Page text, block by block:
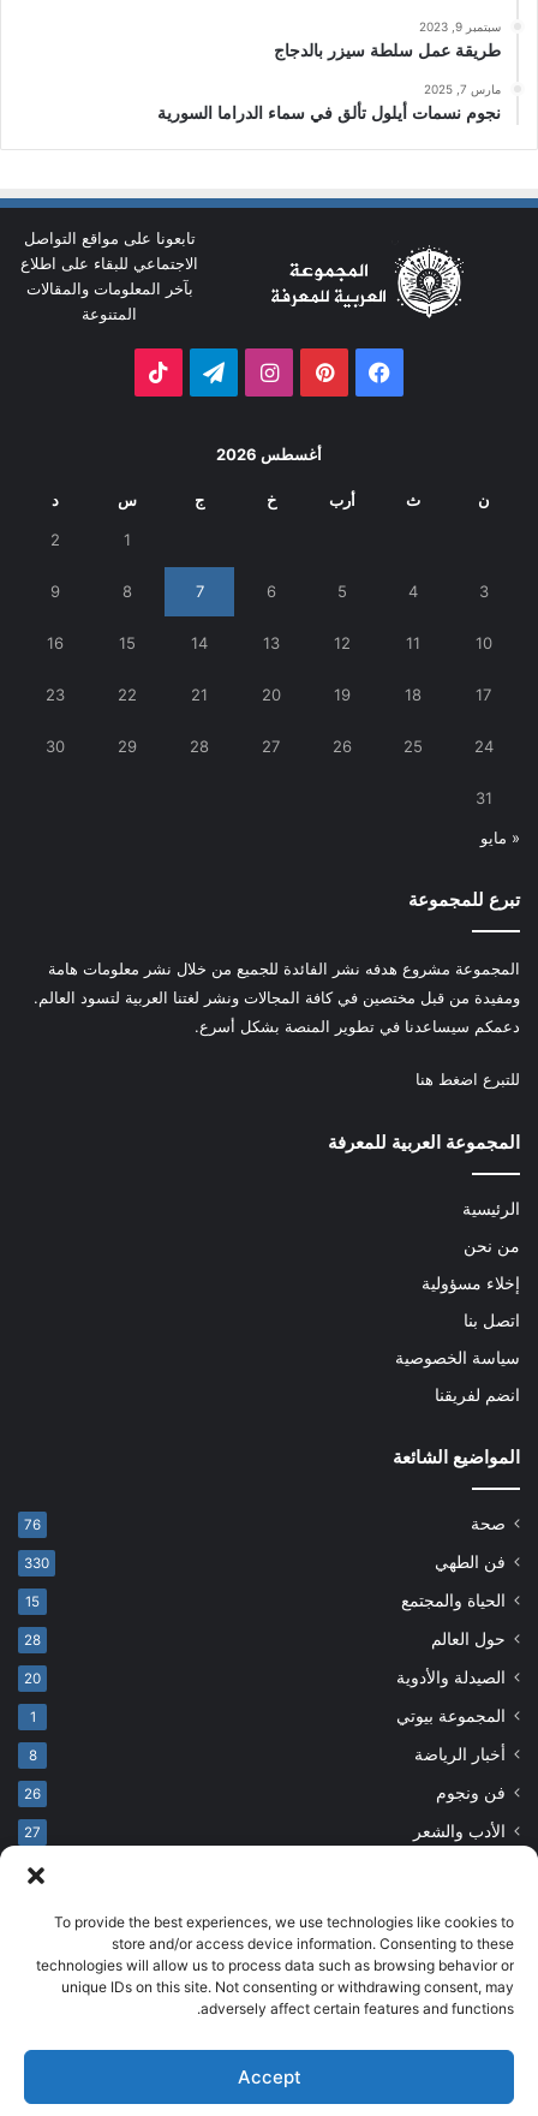
To provide the best experiences, we use technologies like cookies to
store and/or access device information. Consenting to these
technologies will allow us to process data such as browsing behavior or
unique IDs on this site. Not consenting or withdrawing consent, may
adversely affect certain features and functions.
Accept
سبتمبر 9, 2023
طريقة عمل سلطة سيزر بالدجاج
مارس 7, 2025
نجوم نسمات أيلول تألق في سماء الدراما السورية
تابعونا على مواقع التواصل
الاجتماعي للبقاء على اطلاع
بآخر المعلومات والمقالات
المتنوعة
فيسبوك بينتيريستانستقرامتيلقرام
أغسطس 2026
ن ث أرب خ ج س د
1
2
3
4
5
6
7
8
9
10
11
12
13
14
15
16
17
18
19
20
21
22
23
24
25
26
27
28
29
30
31
« مايو
تبرع للمجموعة
المجموعة مشروع هدفه نشر الفائدة للجميع من خلال نشر معلومات هامة
ومفيدة من قبل مختصين في كافة المجالات ونشر لغتنا العربية لتسود العالم.
دعمكم سيساعدنا في تطوير المنصة بشكل أسرع.
للتبرع اضغط هنا
المجموعة العربية للمعرفة
الرئيسية
من نحن
إخلاء مسؤولية
اتصل بنا
سياسة الخصوصية
انضم لفريقنا
المواضيع الشائعة
صحة 76
فن الطهي 330
الحياة والمجتمع 15
حول العالم 28
الصيدلة والأدوية 20
المجموعة بيوتي 1
أخبار الرياضة 8
فن ونجوم 26
الأدب والشعر 27
© حقوق النشر 2026، جميع الحقوق محفوظة
developed by salehsounbol.com
الرئيسية
من نحن إخلاء مسؤولية اتصل بنا
انضم لفريقنا
فيسبوكبينتيريستانستقرامتيلقرام‫TikTok